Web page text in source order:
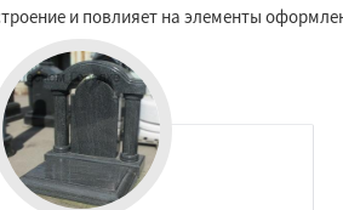
и повлияет на элементы
на обработку персональных данных